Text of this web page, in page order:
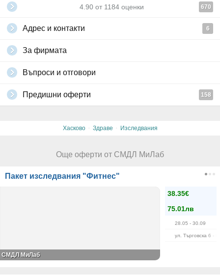
4.90 от 1184 оценки 670
Адрес и контакти 6
За фирмата
Въпроси и отговори
Предишни оферти 158
Хасково · Здраве · Изследвания
Още оферти от СМДЛ МиЛаб
Пакет изследвания "Фитнес"
38.35€
75.01лв
28.05 - 30.09
ул. Търговска 6 - 8
СМДЛ МиЛаб